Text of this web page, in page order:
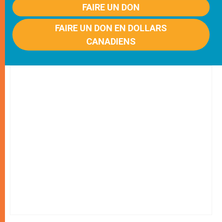
FAIRE UN DON
FAIRE UN DON EN DOLLARS
CANADIENS